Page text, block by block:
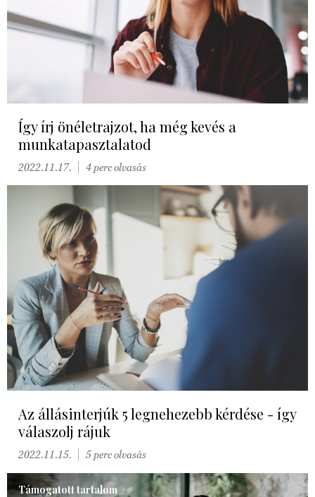
Így írj önéletrajzot, ha még kevés a
munkatapasztalatod
2022.11.17. 4 perc olvasás
Az állásinterjúk 5 legnehezebb kérdése - így
válaszolj rájuk
2022.11.15. 5 perc olvasás
Támogatott tartalom